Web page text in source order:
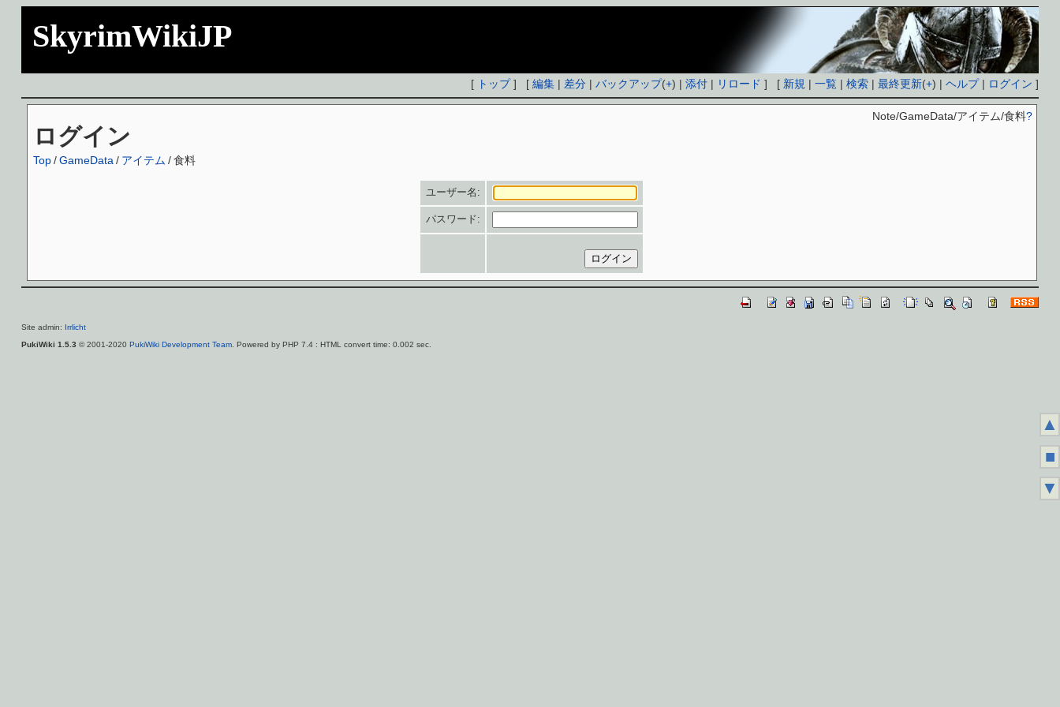
SkyrimWikiJP
[ トップ] [編集 | 差分 |バックアップ(+) |添付 | リロード ] [ 新規 |一覧 |検索 |最終更新(+) |ヘルプ| ログイン ]
ログイン
Note/GameData/アイテム/食料?
Top/GameData / アイテム / 食料
ユーザー名:
パスワード:
Site admin: Irrlicht
PukiWiki 1.5.3 © 2001-2020 PukiWiki Development Team. Powered by PHP 7.4 : HTML convert time: 0.002 sec.
▲
■
▼